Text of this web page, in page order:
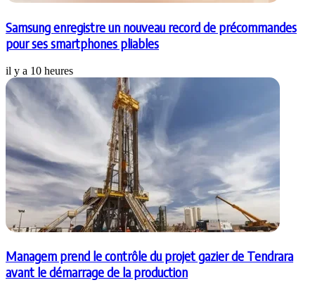
Samsung enregistre un nouveau record de précommandes
pour ses smartphones pliables
il y a 10 heures
Managem prend le contrôle du projet gazier de Tendrara
avant le démarrage de la production